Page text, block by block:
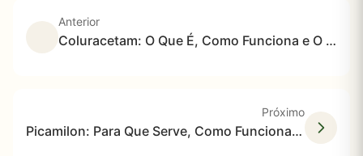
Anterior
Coluracetam: O Que É, Como Funciona e O Que a Ciência Revela Sobre Este Racetam
Próximo
Picamilon: Para Que Serve, Como Funciona no Cérebro e O Que a Ciência Diz Sobre Segurança, Concentração e Ansiedade